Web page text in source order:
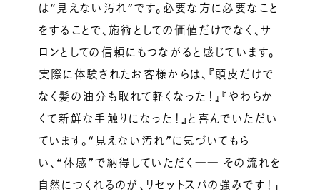
は“見えない汚れ”です。必要な方に必要なこと
をすることで、施術としての価値だけでなく、サ
ロンとしての信頼にもつながると感じています。
実際に体験されたお客様からは、『頭皮だけで
なく髪の油分も取れて軽くなった！』『やわらか
くて新鮮な手触りになった！』と喜んでいただい
ています。“見えない汚れ”に気づいてもら
い、“体感”で納得していただく―― その流れを
自然につくれるのが、リセットスパの強みです！」